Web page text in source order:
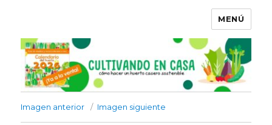
MENÚ
Imagen anterior Imagen siguiente